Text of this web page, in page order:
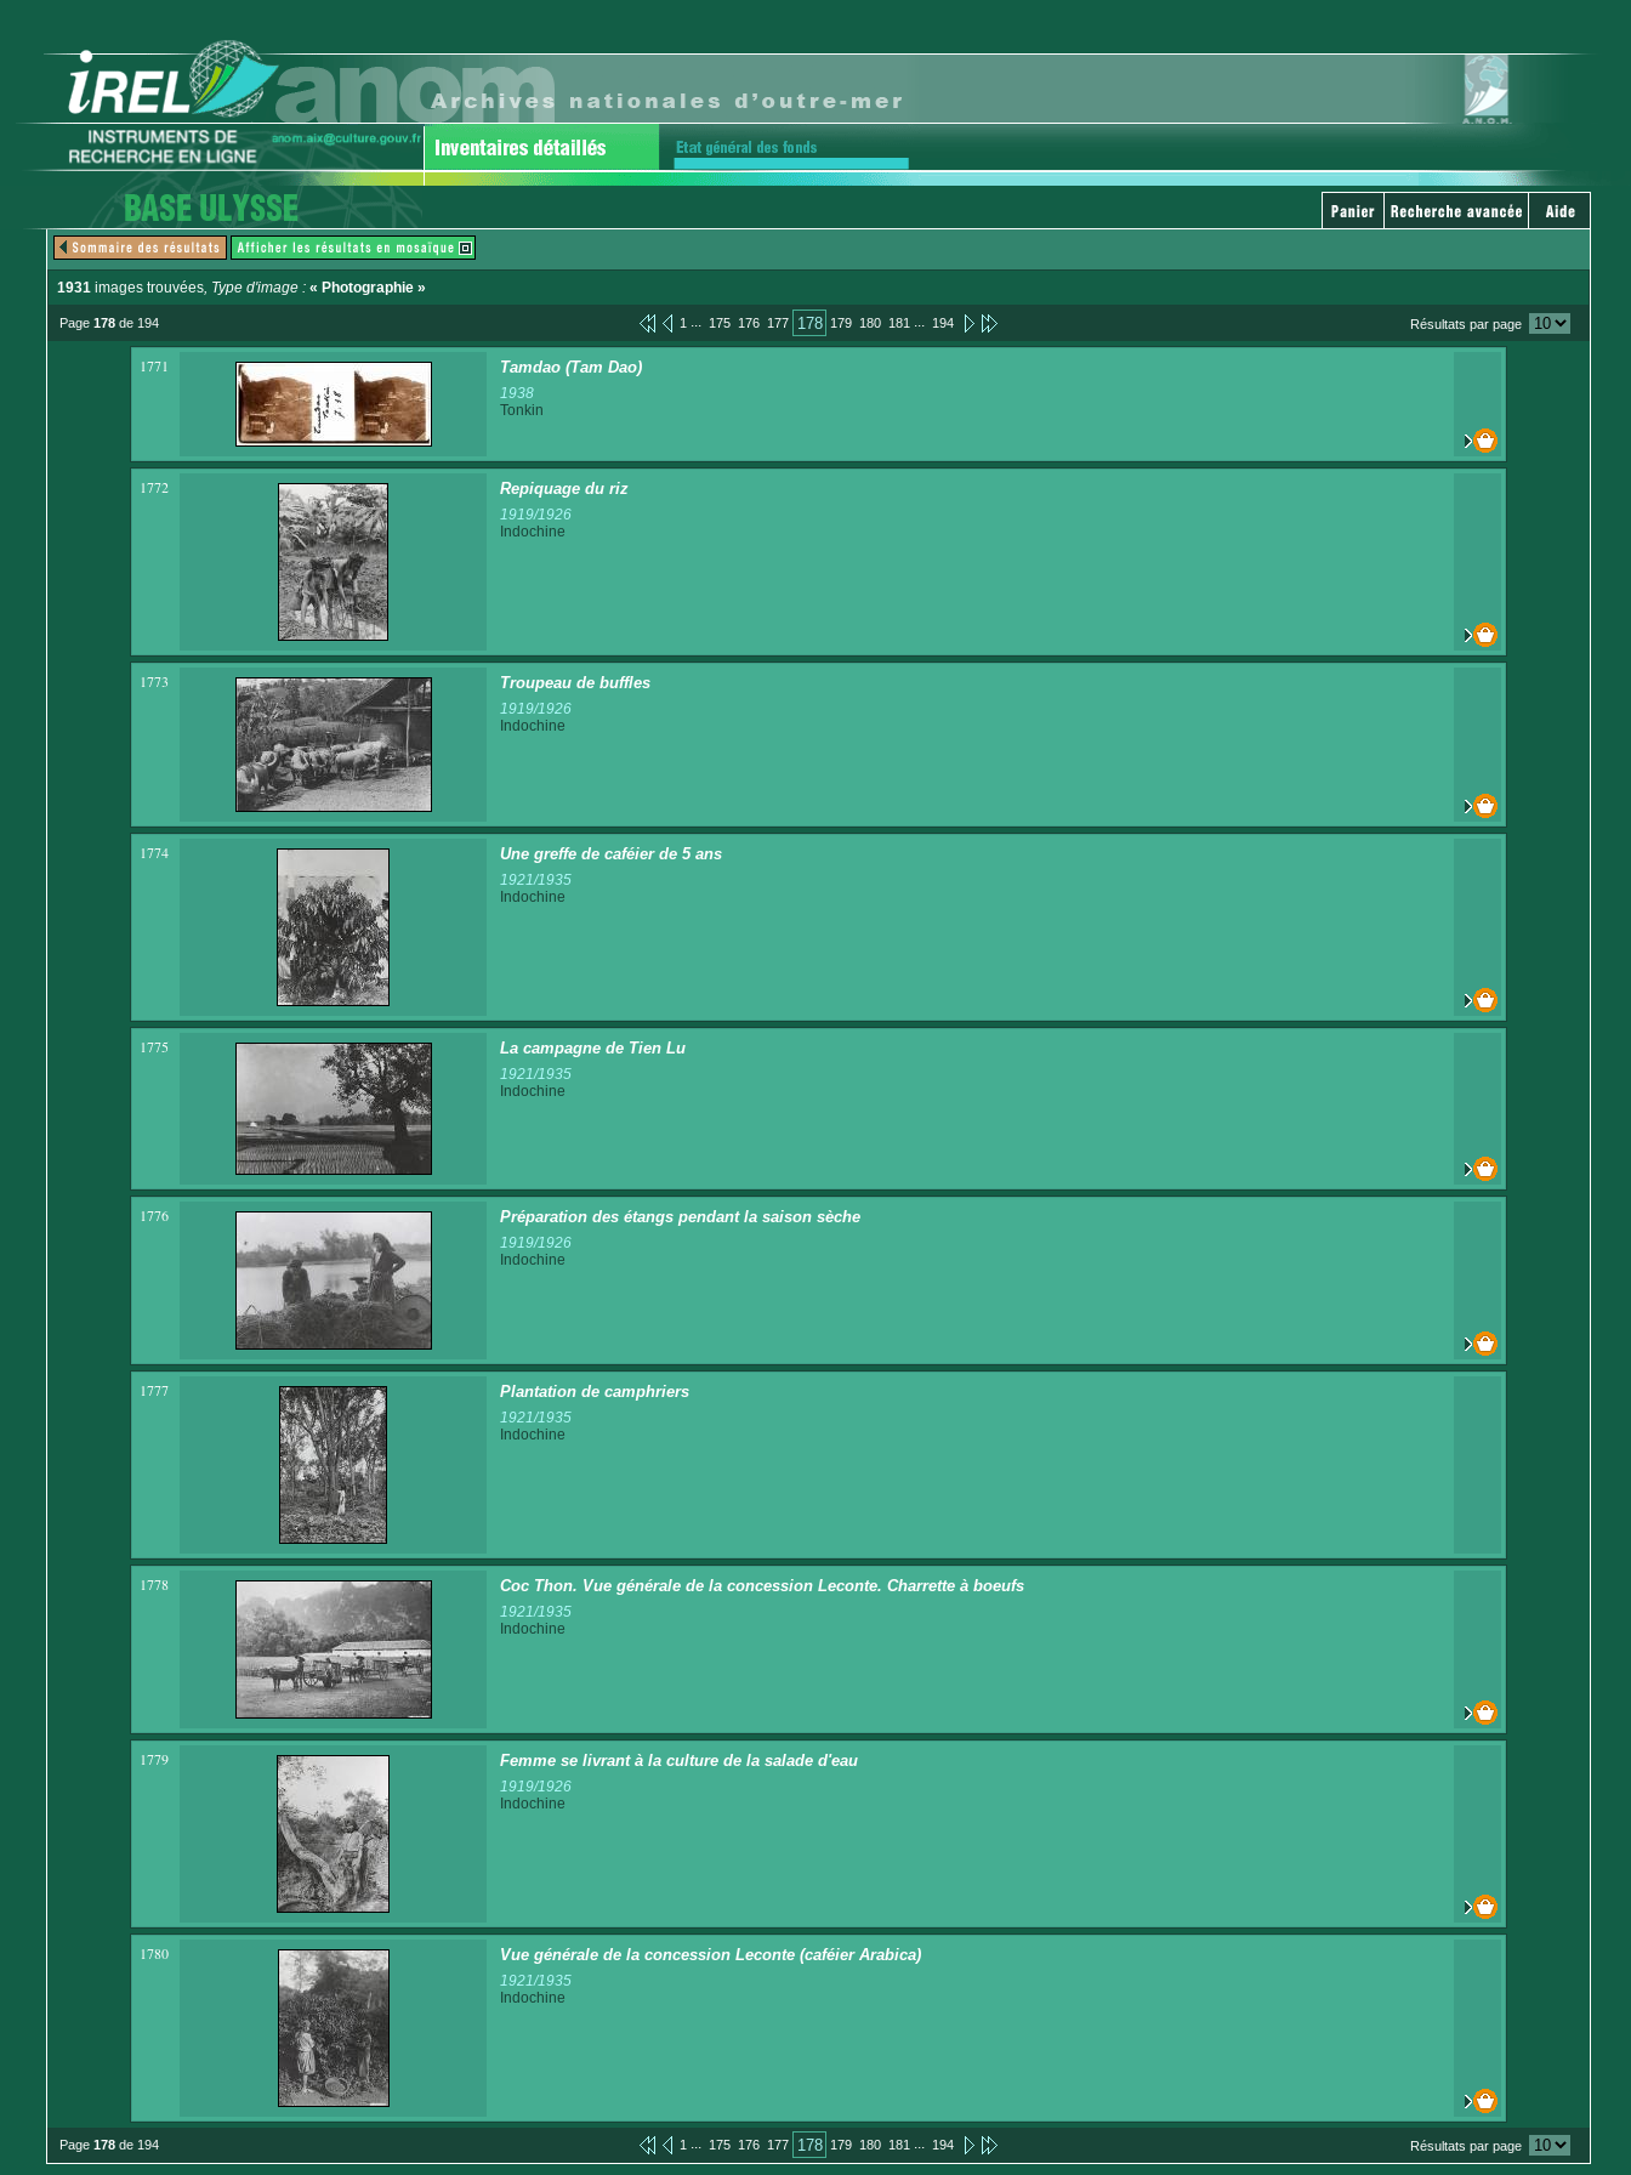
1931 images trouvées, Type d'image : « Photographie »
Page 178 de 194 1 ... 175 176 177 178 179 180 181 ... 194 Résultats par page
1771 Tamdao (Tam Dao)
1938
Tonkin
1772 Repiquage du riz
1919/1926
Indochine
1773 Troupeau de buffles
1919/1926
Indochine
1774 Une greffe de caféier de 5 ans
1921/1935
Indochine
1775 La campagne de Tien Lu
1921/1935
Indochine
1776 Préparation des étangs pendant la saison sèche
1919/1926
Indochine
1777 Plantation de camphriers
1921/1935
Indochine
1778 Coc Thon. Vue générale de la concession Leconte. Charrette à boeufs
1921/1935
Indochine
1779 Femme se livrant à la culture de la salade d'eau
1919/1926
Indochine
1780 Vue générale de la concession Leconte (caféier Arabica)
1921/1935
Indochine
Page 178 de 194 1 ... 175 176 177 178 179 180 181 ... 194 Résultats par page